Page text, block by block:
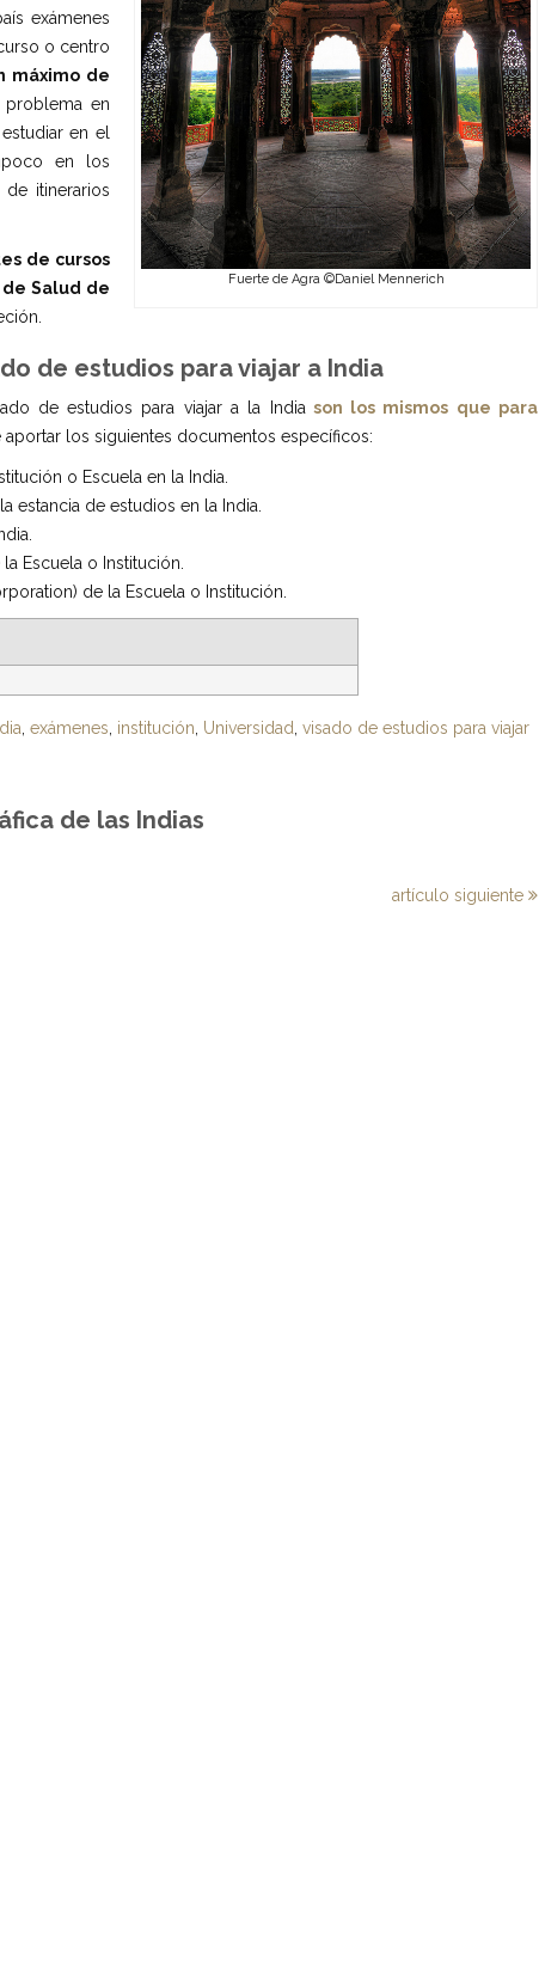
Fuerte de Agra ©Daniel Mennerich
exámenes
o centro
máximo de
problema en
en el
en los
itinerarios
de cursos
Salud de
de estudios para viajar a India
de estudios para viajar a la India son los mismos que para
aportar los siguientes documentos específicos:
o Escuela en la India.
estancia de estudios en la India.
Escuela o Institución.
de la Escuela o Institución.
exámenes institución Universidad visado de estudios para viajar
de las Indias
artículo siguiente